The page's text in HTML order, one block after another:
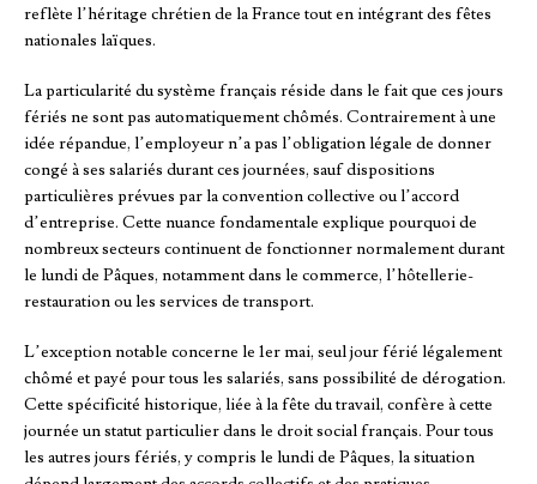
reflète l’héritage chrétien de la France tout en intégrant des fêtes
nationales laïques.
La particularité du système français réside dans le fait que ces jours
fériés ne sont pas automatiquement chômés. Contrairement à une
idée répandue, l’employeur n’a pas l’obligation légale de donner
congé à ses salariés durant ces journées, sauf dispositions
particulières prévues par la convention collective ou l’accord
d’entreprise. Cette nuance fondamentale explique pourquoi de
nombreux secteurs continuent de fonctionner normalement durant
le lundi de Pâques, notamment dans le commerce, l’hôtellerie-
restauration ou les services de transport.
L’exception notable concerne le 1er mai, seul jour férié légalement
chômé et payé pour tous les salariés, sans possibilité de dérogation.
Cette spécificité historique, liée à la fête du travail, confère à cette
journée un statut particulier dans le droit social français. Pour tous
les autres jours fériés, y compris le lundi de Pâques, la situation